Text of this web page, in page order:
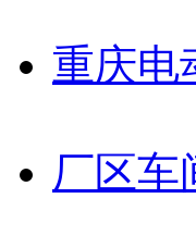
重庆电
厂区车